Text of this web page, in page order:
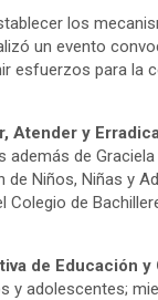
los
un evento
esfuerzos para la
Atender y
de
Niños, Niñas y
de
de Educación
adolescentes;